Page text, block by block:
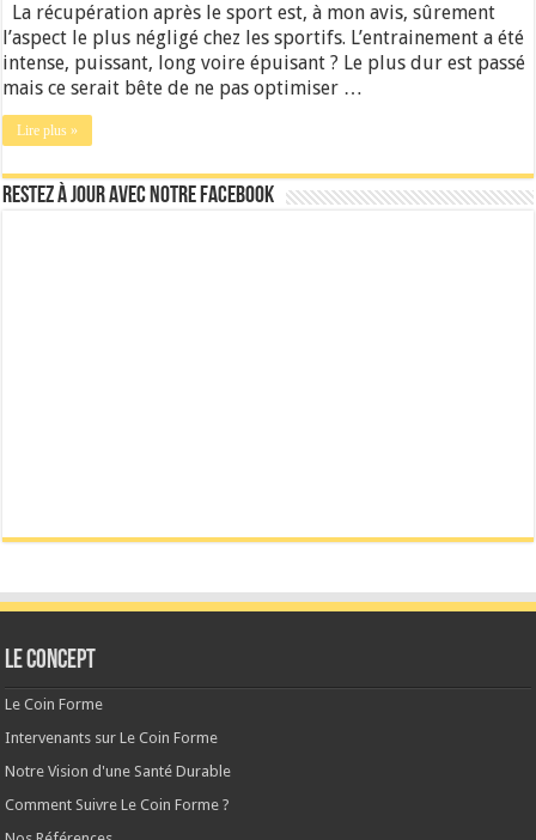
La récupération après le sport est, à mon avis, sûrement
l’aspect le plus négligé chez les sportifs. L’entrainement a été
intense, puissant, long voire épuisant ? Le plus dur est passé
mais ce serait bête de ne pas optimiser …
Lire plus »
Restez à jour avec notre Facebook
Le CONCEPT
Le Coin Forme
Intervenants sur Le Coin Forme
Notre Vision d'une Santé Durable
Comment Suivre Le Coin Forme ?